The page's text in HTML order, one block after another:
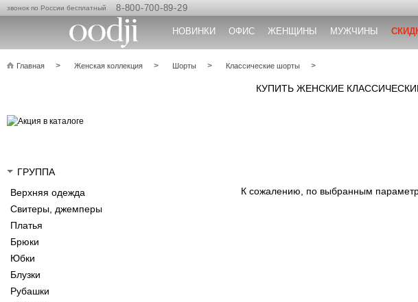
звонок по России бесплатный 8-800-700-89-29
НОВИНКИ ОФИС ЖЕНЩИНЫ МУЖЧИНЫ
Главная Женская коллекция Шорты Классические шорты
КУПИТЬ ЖЕНСКИЕ
ГРУППА
Верхняя одежда
Свитеры, джемперы
Платья
Брюки
Юбки
Блузки
Рубашки
К сожалению, по выбранным